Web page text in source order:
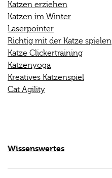
Katzen erziehen
Katzen im Winter
Laserpointer
Richtig mit der Katze spielen
Katze Clickertraining
Katzenyoga
Kreatives Katzenspiel
Cat Agility
Wissenswertes